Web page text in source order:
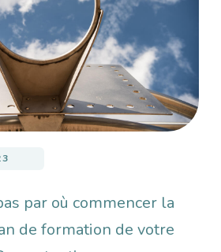
par où commencer la
de formation de votre